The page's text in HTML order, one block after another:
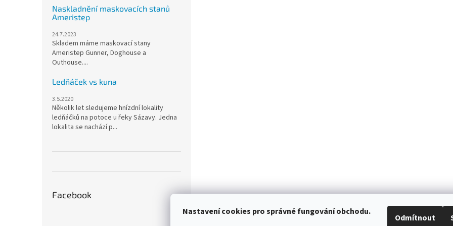
Nastavení cookies pro správné fungování obchodu.
Odmítnout
Naskladnění maskovacích stanů
Ameristep
24.7.2023
Skladem máme maskovací stany
Ameristep Gunner, Doghouse a
Outhouse....
Ledňáček vs kuna
3.5.2020
Několik let sledujeme hnízdní lokality
ledňáčků na potoce u řeky Sázavy. Jedna
lokalita se nachází p...
Facebook